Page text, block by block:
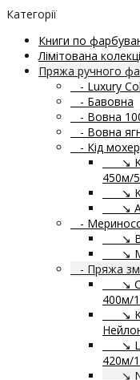
Категорії
Книги по
Лімітована
Пряжа ручного
- Luxury
- Бавовна
- Вовна
- Вовна
- Кід
↘
450м/
↘
↘
-
↘
↘
- Пряжа
↘
400м/
↘
↘
420м/
↘